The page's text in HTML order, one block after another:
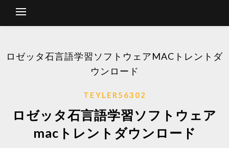
ロゼッタ石言語学習ソフトウェアMACトレントダ
ウンロード
TEYLER56302
ロゼッタ石言語学習ソフトウェア
macトレントダウンロード